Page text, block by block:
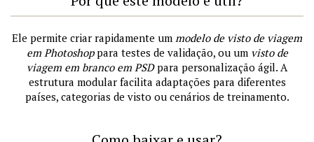
Ele permite criar rapidamente um modelo de visto de viagem
em Photoshoppara testes de validação, ou um visto de
viagem em branco em PSDpara personalização ágil. A
estrutura modular facilita adaptações para diferentes
países, categorias de visto ou cenários de treinamento.